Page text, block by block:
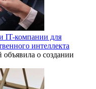
IT-компании для
интеллекта
о создании